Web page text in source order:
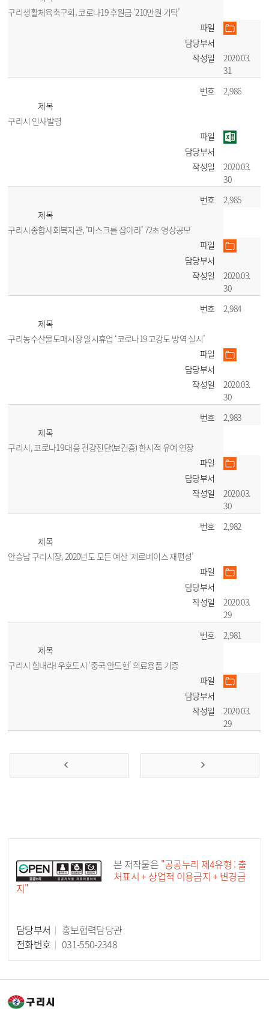
구리생활체육축구회, 코로나19 후원금 ‘210만원 기탁’
파일
담당부서
작성일
2020.03.
31
번호
2,986
제목
구리시 인사발령
파일
담당부서
작성일
2020.03.
30
번호
2,985
제목
구리시종합사회복지관, ‘마스크를 잡아라’ 72초 영상공모
파일
담당부서
작성일
2020.03.
30
번호
2,984
제목
구리농수산물도매시장 일시휴업 ‘코로나19 고강도 방역 실시’
파일
담당부서
작성일
2020.03.
30
번호
2,983
제목
구리시, 코로나19 대응 건강진단(보건증) 한시적 유예 연장
파일
담당부서
작성일
2020.03.
30
번호
2,982
제목
안승남 구리시장, 2020년도 모든 예산 ‘제로베이스 재편성’
파일
담당부서
작성일
2020.03.
29
번호
2,981
제목
구리시 힘내라! 우호도시 ‘중국 안도현’ 의료용품 기증
파일
담당부서
작성일
2020.03.
29
본 저작물은 "공공누리 제4유형 : 출
처표시 + 상업적 이용금지 + 변경금
지"
담당부서
홍보협력담당관
전화번호
031-550-2348